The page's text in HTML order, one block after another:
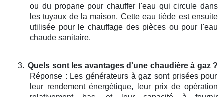
ou du propane pour chauffer l'eau qui circule dans
les tuyaux de la maison. Cette eau tiède est ensuite
utilisée pour le chauffage des pièces ou pour l'eau
chaude sanitaire.
3. Quels sont les avantages d'une chaudière à gaz ?
Réponse : Les générateurs à gaz sont prisées pour
leur rendement énergétique, leur prix de opération